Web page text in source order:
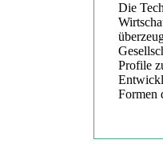
Die
Profile
Formen